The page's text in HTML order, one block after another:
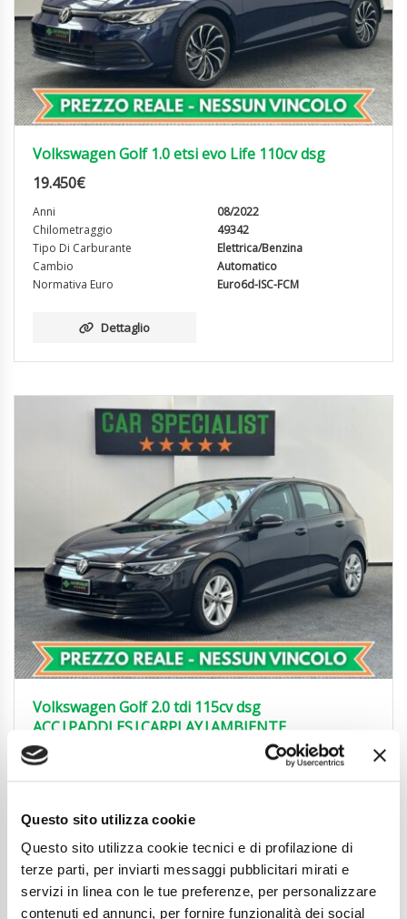
Questo sito utilizza cookie
Questo sito utilizza cookie tecnici e di profilazione di
terze parti, per inviarti messaggi pubblicitari mirati e
servizi in linea con le tue preferenze, per personalizzare
contenuti ed annunci, per fornire funzionalità dei social
Volkswagen Golf 1.0 etsi evo Life 110cv dsg
19.450€
Anni
08/2022
Chilometraggio
49342
Tipo Di Carburante
Elettrica/Benzina
Cambio
Automatico
Normativa Euro
Euro6d-ISC-FCM
Dettaglio
Volkswagen Golf 2.0 tdi 115cv dsg
ACC|PADDLES|CARPLAY|AMBIENTE
19.850
Anni
05/2022
Tipo Di Carburante
Automatico
Normativa Euro
Euro6d-ISC-FCM
Dettaglio